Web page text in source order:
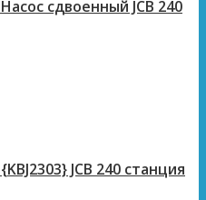
Насос сдвоенный JCB 240
{KBJ2303} JCB 240 станция